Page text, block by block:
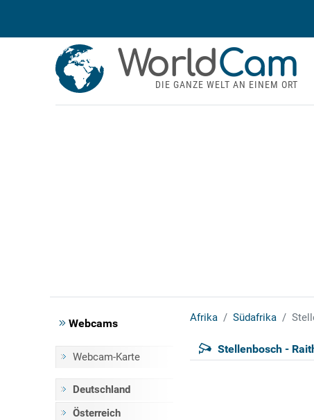
WorldCam
DIE GANZE WELT AN EINEM ORT
Webcams
Webcam-Karte
Deutschland
Österreich
Afrika Südafrika
Stellenbosch -